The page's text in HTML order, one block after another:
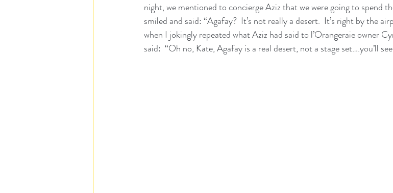
night, we mentioned to concierge Aziz that we were going to spend
smiled and said: “Agafay?  It’s not really a desert.  It’s right by the
when I jokingly repeated what Aziz had said to l’Orangeraie owner
said:  “Oh no, Kate, Agafay is a real desert, not a stage set….you’ll